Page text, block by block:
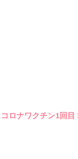
コロナワクチン1回目